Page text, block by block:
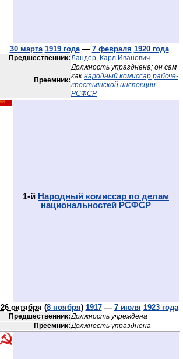
30 марта 1919 года— 7 февраля 1920 года
Предшественник:Ландер, Карл Иванович
Преемник:
Должность упразднена; он сам
как народный комиссар рабоче-
крестьянской инспекции
РСФСР
1-й Народный комиссар по делам
национальностей РСФСР
26 октября (8 ноября) 1917— 7 июля 1923 года
Предшественник:Должность учреждена
Преемник:Должность упразднена